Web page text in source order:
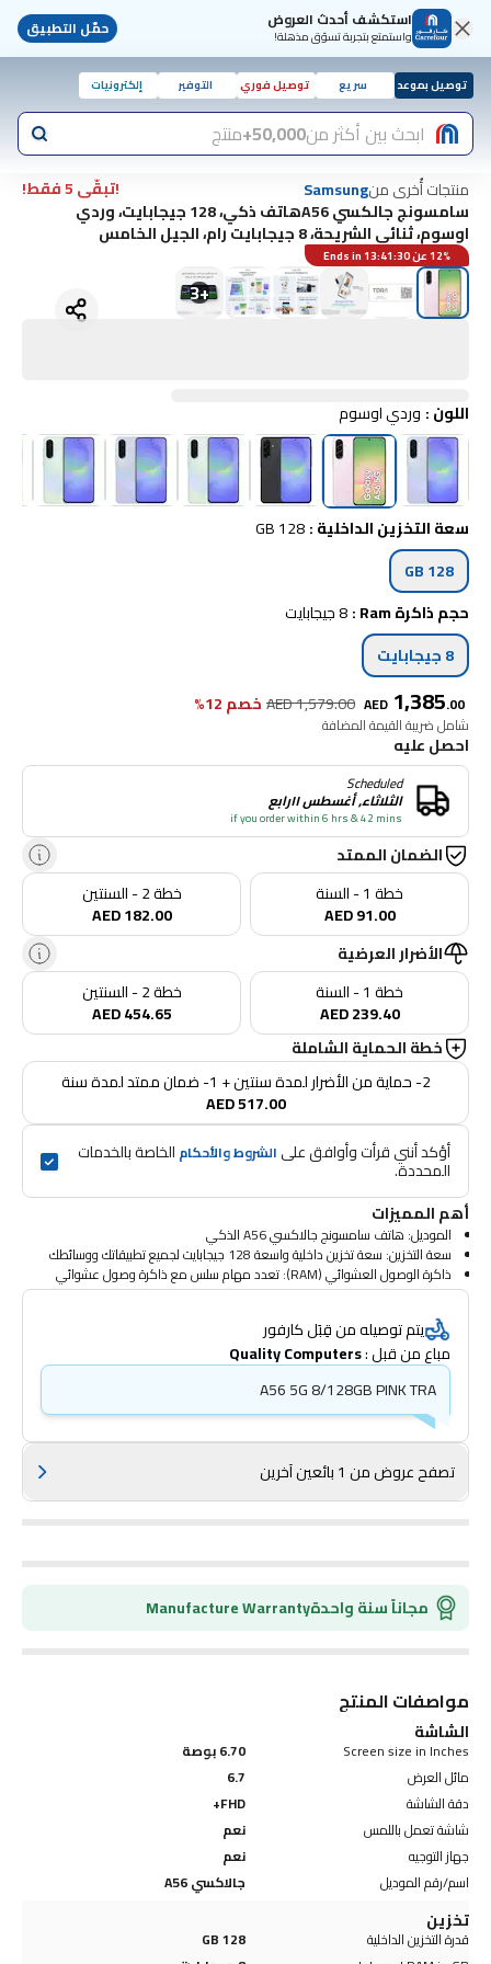
استكشف أحدث العروض
واستمتع بتجربة تسوّق مذهلة! حمّل التطبيق
توصيل بموعد سريع توصيل فوري التوفير إلكترونيات
ابحث بين أكثر من50,000+ منتج
منتجات أُخرى منSamsung
!تبقّى 5 فقط!
سامسونج جالكسي A56هاتف ذكي، 128 جيجابايت، وردي
اوسوم، ثنائي الشريحة، 8 جيجابايت رام، الجيل الخامس
12% عن Ends in 13:41:30
+
3
اللون: وردي اوسوم
سعة التخزين الداخلية:
128 GB
128 GB
حجم ذاكرة Ram
:8 جيجابايت
8 جيجابايت
AED 1,385.00
AED1,579.00 خصم 12%
شامل ضريبة القيمة المضافة
احصل عليه
Scheduled
الثلاثاء, أغسطس ١١رابع
if you order within 6 hrs & 42 mins
الضمان الممتد
خطة 1 - السنة
AED 91.00
خطة 2 - السنتين
AED 182.00
الأضرار العرضية
خطة 1 - السنة
AED 239.40
خطة 2 - السنتين
AED 454.65
خطة الحماية الشاملة
2- حماية من الأضرار لمدة سنتين + 1- ضمان ممتد لمدة سنة
AED 517.00
أؤكد أنني قرأت وأوافق على الشروط والأحكام
المحددة.
أهم المميزات
الموديل: هاتف سامسونج جالاكسي A56 الذكي
سعة التخزين: سعة تخزين داخلية واسعة 128 جيجابايت لجميع تطبيقاتك ووسائطك
ذاكرة الوصول العشوائي (RAM): تعدد مهام سلس مع ذاكرة وصول عشوائي
(RAM) بسعة 8 جيجابايت
المعالج: معالج 5G عالي الأداء لأداء سلس
الشاشة: شاشة مذهلة لعرض مرئي نابض بالحياة وتجربة مشاهدة غامرة
ميزات الكاميرا: التقط صورًا مذهلة مع ميزات الكاميرا المتقدمة
الاتصال: يدعم شريحتي اتصال مع اتصال 5G لسرعات إنترنت أعلى
عمر البطارية: بطارية تدوم طويلًا لتبقيك مشحونًا طوال اليوم
التصميم: تصميم أنيق وعصري بلون زيتوني رائع
نظام التشغيل: يعمل بأحدث نظام تشغيل أندرويد لتجربة مستخدم سلسة وبديهية
أكثر ذكاءً
يتم توصيله من قِبَل كارفور
مباع من قبل : Quality Computers
A56 5G 8/128GB PINK TRA
تصفح عروض من 1 بائعين آخرين
مجاناً سنة واحدةManufacture Warranty
مواصفات المنتج
الشاشة
Screen size in Inches
6.70 بوصة
مائل العرض
6.7
دقة الشاشة
FHD+
شاشة تعمل باللمس
نعم
جهاز التوجيه
نعم
اسم/رقم الموديل
جالاكسي A56
تخزين
قدرة التخزين الداخلية
128 GB